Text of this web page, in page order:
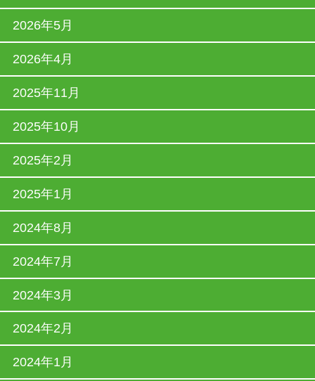
2026年5月
2026年4月
2025年11月
2025年10月
2025年2月
2025年1月
2024年8月
2024年7月
2024年3月
2024年2月
2024年1月